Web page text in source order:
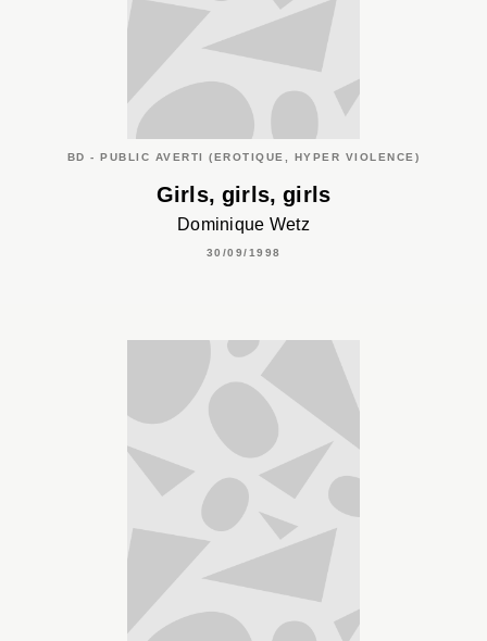
BD - PUBLIC AVERTI (EROTIQUE, HYPER VIOLENCE)
Girls, girls, girls
Dominique Wetz
30/09/1998